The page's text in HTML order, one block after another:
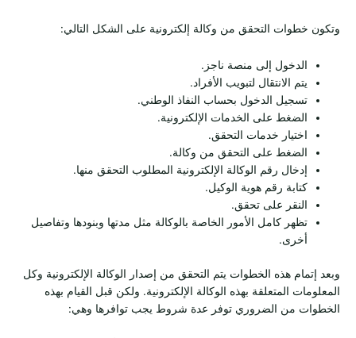
وتكون خطوات التحقق من وكالة إلكترونية على الشكل التالي:
الدخول إلى منصة ناجز.
يتم الانتقال لتبويب الأفراد.
تسجيل الدخول بحساب النفاذ الوطني.
الضغط على الخدمات الإلكترونية.
اختيار خدمات التحقق.
الضغط على التحقق من وكالة.
إدخال رقم الوكالة الإلكترونية المطلوب التحقق منها.
كتابة رقم هوية الوكيل.
النقر على تحقق.
تظهر كامل الأمور الخاصة بالوكالة مثل مدتها وبنودها وتفاصيل
أخرى.
وبعد إتمام هذه الخطوات يتم التحقق من إصدار الوكالة الإلكترونية وكل
المعلومات المتعلقة بهذه الوكالة الإلكترونية. ولكن قبل القيام بهذه
الخطوات من الضروري توفر عدة شروط يجب توافرها وهي: